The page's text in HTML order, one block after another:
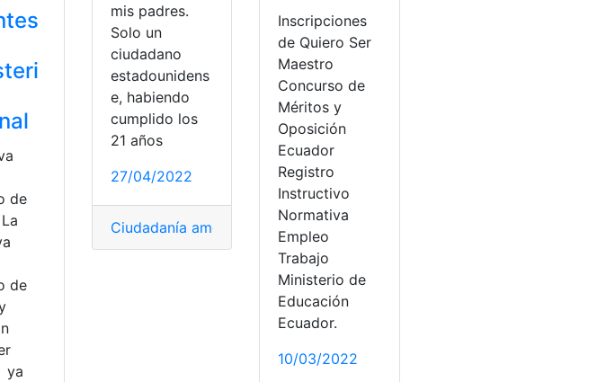
de
de
ya
mis padres.
Solo un
ciudadano
estadounidens
e, habiendo
cumplido los
21 años
27/04/2022
Ciudadanía americana Documentos
Inscripciones
de Quiero Ser
Maestro
Concurso de
Méritos y
Oposición
Ecuador
Registro
Instructivo
Normativa
Empleo
Trabajo
Ministerio de
Educación
Ecuador.
10/03/2022